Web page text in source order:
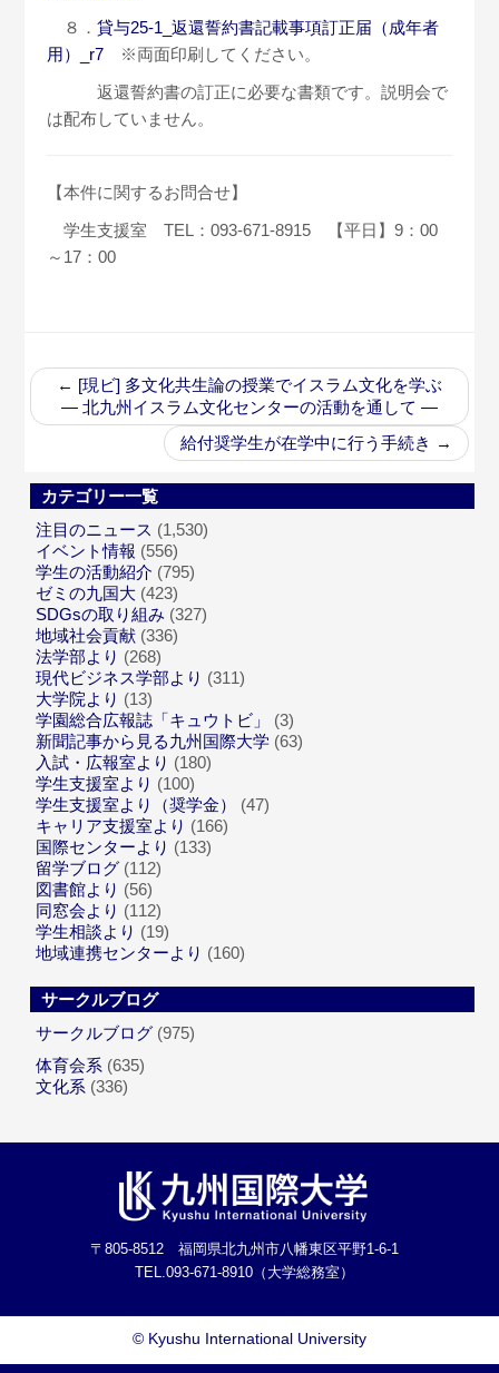
８．貸与25-1_返還誓約書記載事項訂正届（成年者
用）_r7 ※両面印刷してください。
返還誓約書の訂正に必要な書類です。説明会で
は配布していません。
【本件に関するお問合せ】
学生支援室 TEL：093-671-8915 【平日】9：00
～17：00
← [現ビ] 多文化共生論の授業でイスラム文化を学ぶ
— 北九州イスラム文化センターの活動を通して —
給付奨学生が在学中に行う手続き →
カテゴリー一覧
注目のニュース (1,530)
イベント情報 (556)
学生の活動紹介 (795)
ゼミの九国大 (423)
SDGsの取り組み (327)
地域社会貢献 (336)
法学部より (268)
現代ビジネス学部より (311)
大学院より (13)
学園総合広報誌「キュウトビ」
(3)
新聞記事から見る九州国際大学 (63)
入試・広報室より (180)
学生支援室より (100)
学生支援室より（奨学金）
(47)
キャリア支援室より (166)
国際センターより (133)
留学ブログ (112)
図書館より (56)
同窓会より (112)
学生相談より (19)
地域連携センターより (160)
サークルブログ
サークルブログ (975)
体育会系 (635)
文化系 (336)
〒805-8512 福岡県北九州市八幡東区平野1-6-1
TEL.093-671-8910（大学総務室）
© Kyushu International University